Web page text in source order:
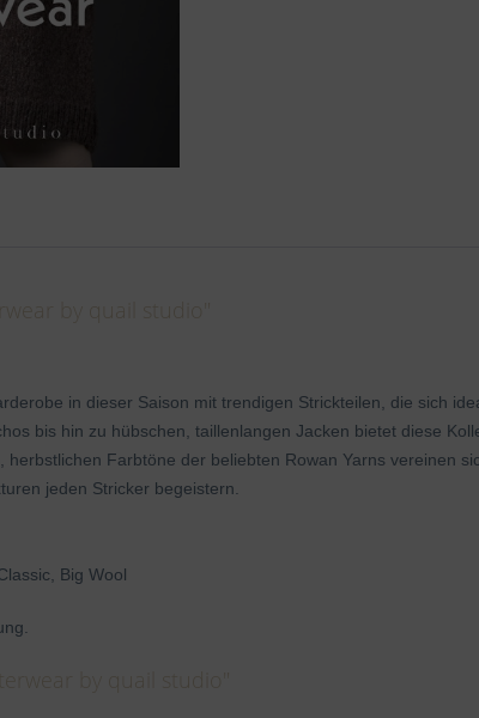
in dieser Saison mit trendigen Strickteilen, die sich
bis hin zu hübschen, taillenlangen Jacken bietet diese
Farbtöne der beliebten Rowan Yarns vereinen
jeden Stricker begeistern.
Big Wool